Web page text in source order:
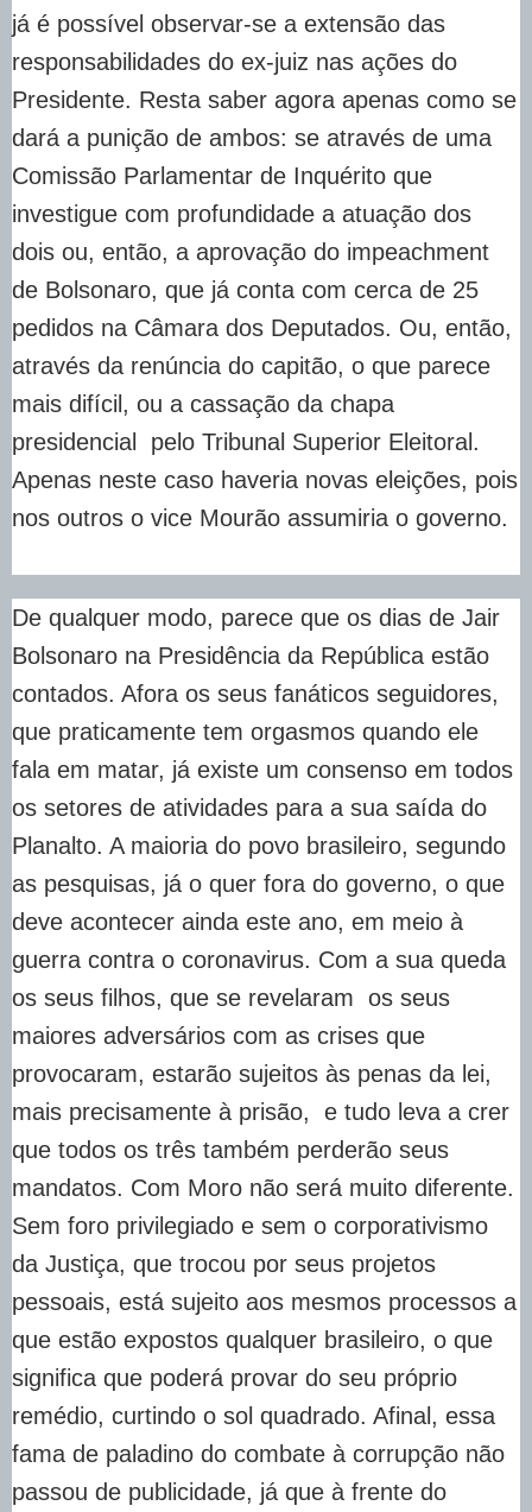
já é possível observar-se a extensão das
responsabilidades do ex-juiz nas ações do
Presidente. Resta saber agora apenas como se
dará a punição de ambos: se através de uma
Comissão Parlamentar de Inquérito que
investigue com profundidade a atuação dos
dois ou, então, a aprovação do impeachment
de Bolsonaro, que já conta com cerca de 25
pedidos na Câmara dos Deputados. Ou, então,
através da renúncia do capitão, o que parece
mais difícil, ou a cassação da chapa
presidencial pelo Tribunal Superior Eleitoral.
Apenas neste caso haveria novas eleições, pois
nos outros o vice Mourão assumiria o governo.
De qualquer modo, parece que os dias de Jair
Bolsonaro na Presidência da República estão
contados. Afora os seus fanáticos seguidores,
que praticamente tem orgasmos quando ele
fala em matar, já existe um consenso em todos
os setores de atividades para a sua saída do
Planalto. A maioria do povo brasileiro, segundo
as pesquisas, já o quer fora do governo, o que
deve acontecer ainda este ano, em meio à
guerra contra o coronavirus. Com a sua queda
os seus filhos, que se revelaram os seus
maiores adversários com as crises que
provocaram, estarão sujeitos às penas da lei,
mais precisamente à prisão, e tudo leva a crer
que todos os três também perderão seus
mandatos. Com Moro não será muito diferente.
Sem foro privilegiado e sem o corporativismo
da Justiça, que trocou por seus projetos
pessoais, está sujeito aos mesmos processos a
que estão expostos qualquer brasileiro, o que
significa que poderá provar do seu próprio
remédio, curtindo o sol quadrado. Afinal, essa
fama de paladino do combate à corrupção não
passou de publicidade, já que à frente do